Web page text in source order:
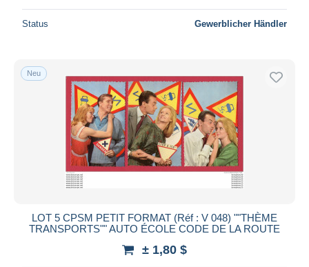
Status Gewerblicher Händler
Neu
LOT 5 CPSM PETIT FORMAT (Réf : V 048) ""THÈME
TRANSPORTS"" AUTO ÉCOLE CODE DE LA ROUTE
± 1,80 $